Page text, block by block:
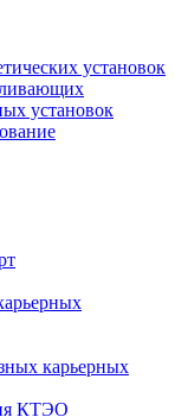
установок
установок
карьерных
КТЭО